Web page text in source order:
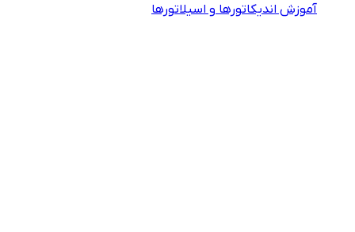
آموزش اندیکاتورها و اسیلاتورها